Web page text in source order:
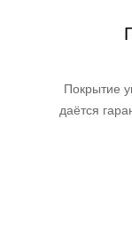
Покрытие
даётся